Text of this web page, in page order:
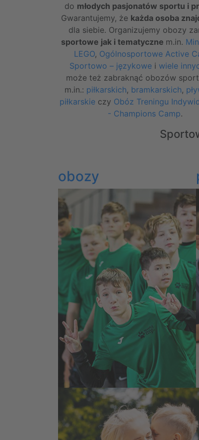
do młodych pasjonatów sportu i
Gwarantujemy, że każda osoba
dla siebie. Organizujemy obozy
sportowe jak i tematyczne m.in.
LEGO, Ogólnosportowe Active
Sportowo – językowe i wiele
może też zabraknąć obozów
m.in.: piłkarskich, bramkarskich,
piłkarskie czy Obóz Treningu
- Champions Camp.
obozy